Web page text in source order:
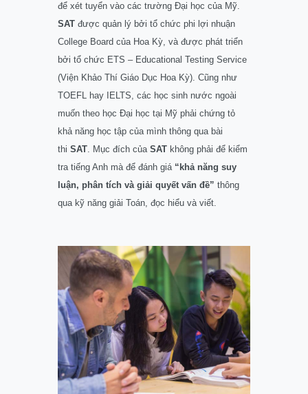
để xét tuyển vào các trường Đại học của Mỹ.
SAT được quản lý bởi tổ chức phi lợi nhuận
College Board của Hoa Kỳ, và được phát triển
bởi tổ chức ETS – Educational Testing Service
(Viện Khảo Thí Giáo Dục Hoa Kỳ). Cũng như
TOEFL hay IELTS, các học sinh nước ngoài
muốn theo học Đại học tại Mỹ phải chứng tỏ
khả năng học tập của mình thông qua bài
thi SAT. Mục đích của SAT không phải để kiểm
tra tiếng Anh mà để đánh giá “khả năng suy
luận, phân tích và giải quyết vấn đề” thông
qua kỹ năng giải Toán, đọc hiểu và viết.